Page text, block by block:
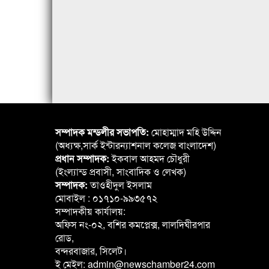
সম্পাদক মন্ডলীর সভাপতি: মোহাম্মাদ মহি উদ্দিন
(অধ্যক্ষ,সার্ক ইন্টারন্যাশনাল কলেজ বাংলাদেশ)
প্রধান সম্পাদক:ইকবাল আহমদ চৌধুরী
(ইংল্যান্ড প্রবাসী, সাংবাদিক ও লেখক)
সম্পাদক:তাওহীদুল ইসলাম
মোবাইল : ০১৭১০-৯৯৩৫৭২
সম্পাদকীয় কার্যালয়:
অফিস নং-০২, বশির কমপ্লেক্স, লালদিঘীরপার
রোড,
বন্দরবাজার, সিলেট।
ই মেইল: admin@newschamber24.com